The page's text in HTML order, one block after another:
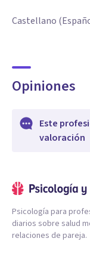
Castellano
Opiniones
Este
valoración
Psicología para
diarios sobre salud
relaciones de pareja.